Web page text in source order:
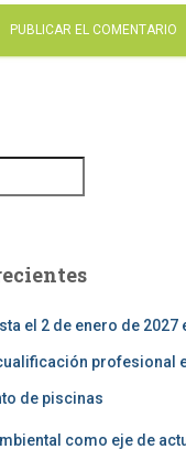
el 2 de enero de 2027
profesional
de piscinas
como eje de